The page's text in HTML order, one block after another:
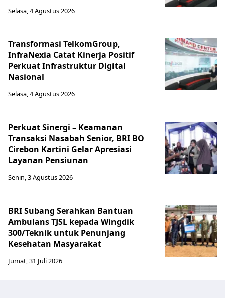
Selasa, 4 Agustus 2026
Transformasi TelkomGroup,
InfraNexia Catat Kinerja Positif
Perkuat Infrastruktur Digital
Nasional
Selasa, 4 Agustus 2026
Perkuat Sinergi – Keamanan
Transaksi Nasabah Senior, BRI BO
Cirebon Kartini Gelar Apresiasi
Layanan Pensiunan
Senin, 3 Agustus 2026
BRI Subang Serahkan Bantuan
Ambulans TJSL kepada Wingdik
300/Teknik untuk Penunjang
Kesehatan Masyarakat ​
Jumat, 31 Juli 2026